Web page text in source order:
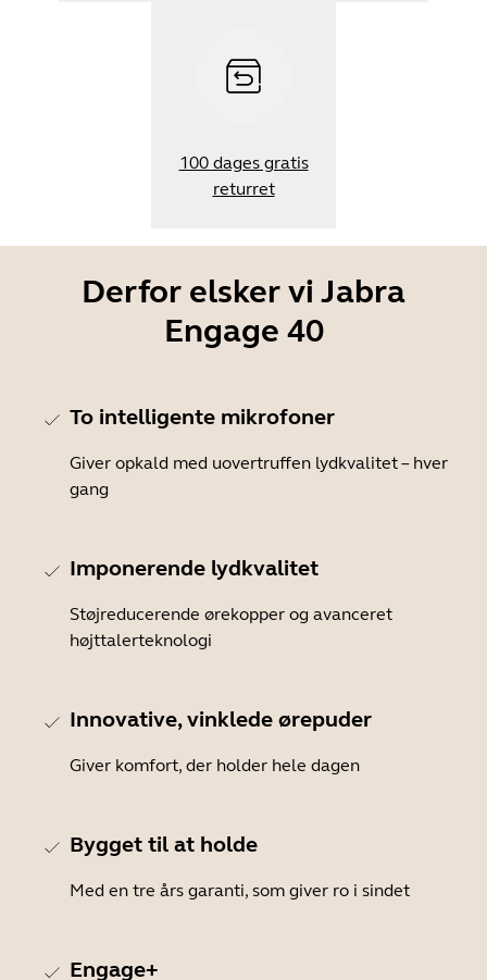
100 dages gratis
returret
Derfor elsker vi Jabra
Engage 40
To intelligente mikrofoner
Giver opkald med uovertruffen lydkvalitet – hver
gang
Imponerende lydkvalitet
Støjreducerende ørekopper og avanceret
højttalerteknologi
Innovative, vinklede ørepuder
Giver komfort, der holder hele dagen
Bygget til at holde
Med en tre års garanti, som giver ro i sindet
Engage+